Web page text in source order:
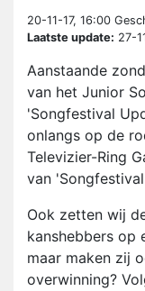
20-11-17, 16:00
Laatste update: 27-
Aanstaande
van het Junior
'Songfestival
onlangs op de
Televizier-Ring
van
Ook zetten wij
kanshebbers op
maar maken zij
overwinning?